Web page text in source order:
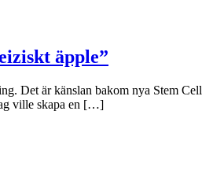
äpple”
Det är känslan bakom nya Stem
ville skapa en […]